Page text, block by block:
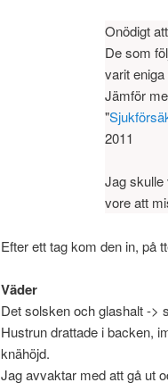
Onödigt
De som
varit
Jämför
"
2011
Jag skulle
vore att
Efter ett tag kom den in, på
Väder
Det solsken och glashalt -
Hustrun drattade i backen,
knähöjd.
Jag avvaktar med att gå ut